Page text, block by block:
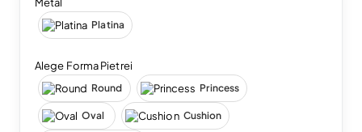
Metal
Platina
Alege Forma Pietrei
Round Princess
Oval Cushion